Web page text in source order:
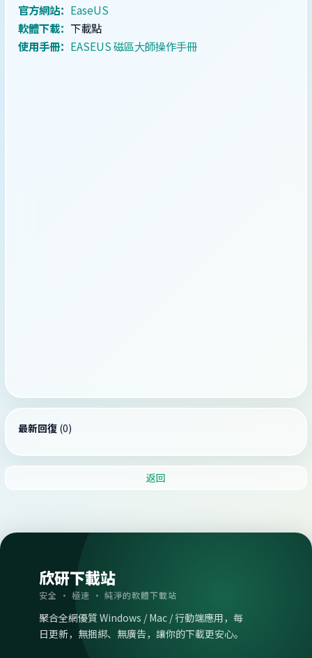
官方網站： EaseUS
軟體下載： 下載點
使用手冊： EASEUS 磁區大師操作手冊
最新回復 (0)
返回
欣研下載站
安全 · 極速 · 純淨的軟體下載站
聚合全網優質 Windows / Mac / 行動端應用，每
日更新，無捆綁、無廣告，讓你的下載更安心。